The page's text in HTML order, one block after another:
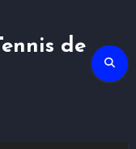
de